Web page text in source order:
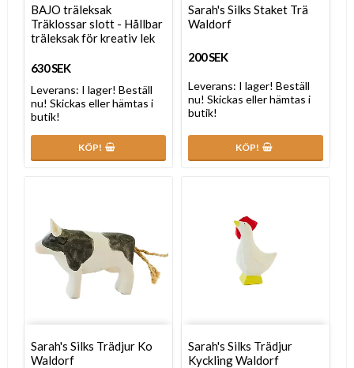
BAJO träleksak
Träklossar slott - Hållbar
träleksak för kreativ lek
630 SEK
Leverans: I lager! Beställ
nu! Skickas eller hämtas i
butik!
KÖP!
Sarah's Silks Staket Trä
Waldorf
200 SEK
Leverans: I lager! Beställ
nu! Skickas eller hämtas i
butik!
KÖP!
Sarah's Silks Trädjur Ko
Waldorf
Sarah's Silks Trädjur
Kyckling Waldorf